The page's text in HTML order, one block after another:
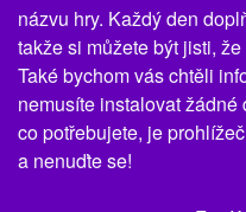
názvu hry. Každý den
takže si můžete být jisti,
Také bychom vás chtěli
nemusíte instalovat
co potřebujete, je
a nenuďte se!